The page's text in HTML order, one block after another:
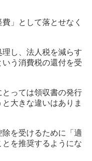
」として落とせなく
し、法人税を減らす
う消費税の還付を受
っては領収書の発行
大きな違いはありま
を受けるために「適
を推奨するようにな